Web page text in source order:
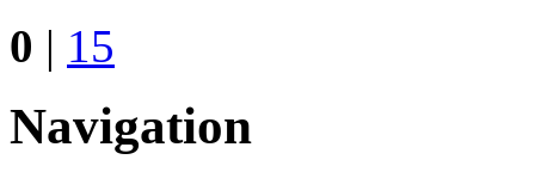
0 | 15
Navigation